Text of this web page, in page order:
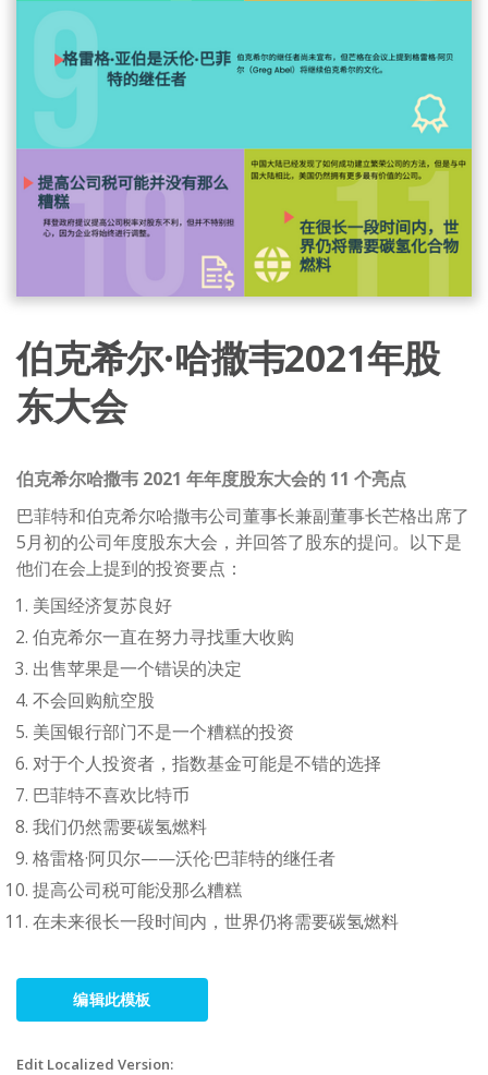
伯克希尔·哈撒韦2021年股
东大会
伯克希尔哈撒韦 2021 年年度股东大会的 11 个亮点
巴菲特和伯克希尔哈撒韦公司董事长兼副董事长芒格出席了
5月初的公司年度股东大会，并回答了股东的提问。以下是
他们在会上提到的投资要点：
美国经济复苏良好
伯克希尔一直在努力寻找重大收购
出售苹果是一个错误的决定
不会回购航空股
美国银行部门不是一个糟糕的投资
对于个人投资者，指数基金可能是不错的选择
巴菲特不喜欢比特币
我们仍然需要碳氢燃料
格雷格·阿贝尔——沃伦·巴菲特的继任者
提高公司税可能没那么糟糕
在未来很长一段时间内，世界仍将需要碳氢燃料
编辑此模板
Edit Localized Version: